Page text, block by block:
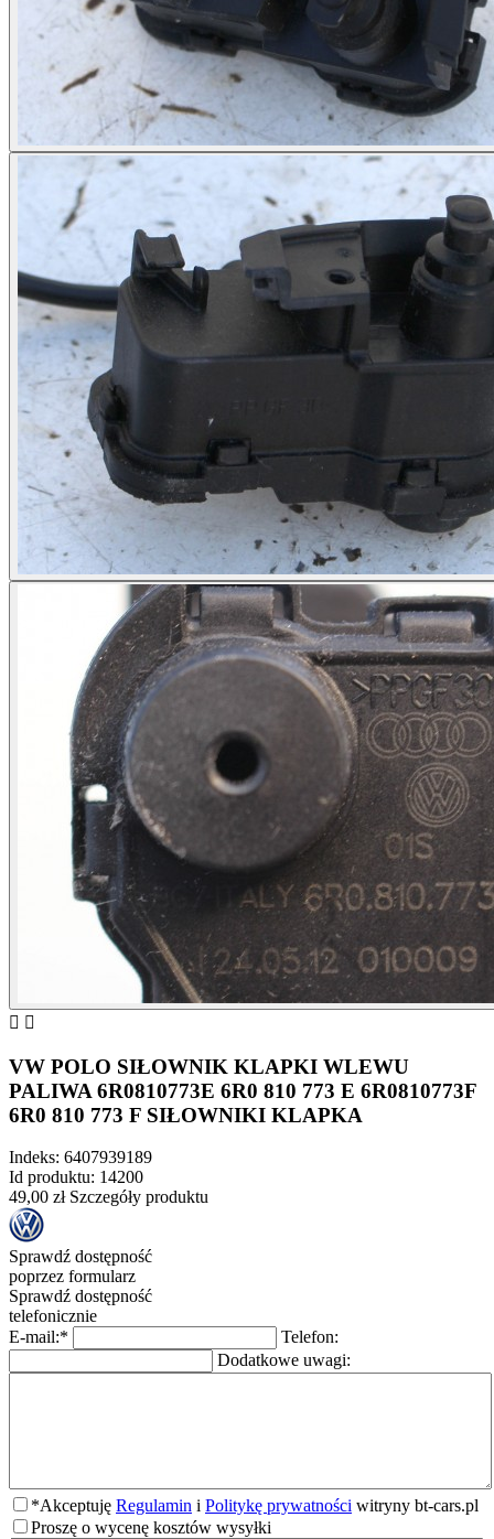
 
VW POLO SIŁOWNIK KLAPKI WLEWU
PALIWA 6R0810773E 6R0 810 773 E 6R0810773F
6R0 810 773 F SIŁOWNIKI KLAPKA
Indeks: 6407939189
Id produktu: 14200
49,00 zł Szczegóły produktu
Sprawdź dostępność
poprzez formularz
Sprawdź dostępność
telefonicznie
E-mail:*
Telefon:
Dodatkowe uwagi:
*Akceptuję Regulamin i Politykę prywatności witryny bt-cars.pl
Proszę o wycenę kosztów wysyłki